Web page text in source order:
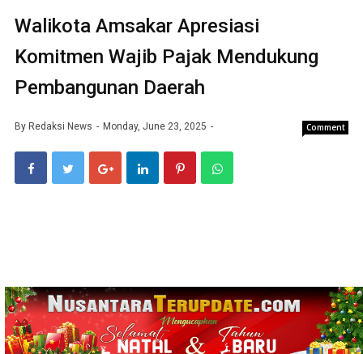
Walikota Amsakar Apresiasi
Komitmen Wajib Pajak Mendukung
Pembangunan Daerah
By Redaksi News Monday, June 23, 2025 Comment